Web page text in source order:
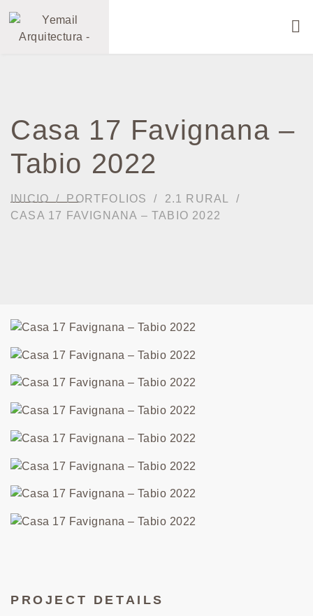
Casa 17 Favignana –
Tabio 2022
INICIO PORTFOLIOS
2.1 RURAL
CASA 17 FAVIGNANA – TABIO 2022
PROJECT DETAILS